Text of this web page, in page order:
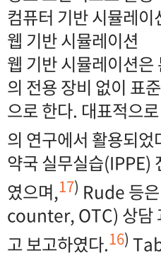
컴퓨터 기반 시뮬레이
웹 기반 시뮬레이션
웹 기반 시뮬레이션
의 전용 장비 없이 표
으로 한다. 대표적으
의 연구에서 활용되었
약국 실무실습(IPPE)
였으며,17) Rude 등
counter, OTC) 상담
고 보고하였다.16)